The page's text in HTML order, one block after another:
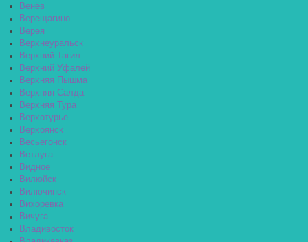
Венёв
Верещагино
Верея
Верхнеуральск
Верхний Тагил
Верхний Уфалей
Верхняя Пышма
Верхняя Салда
Верхняя Тура
Верхотурье
Верхоянск
Весьегонск
Ветлуга
Видное
Вилюйск
Вилючинск
Вихоревка
Вичуга
Владивосток